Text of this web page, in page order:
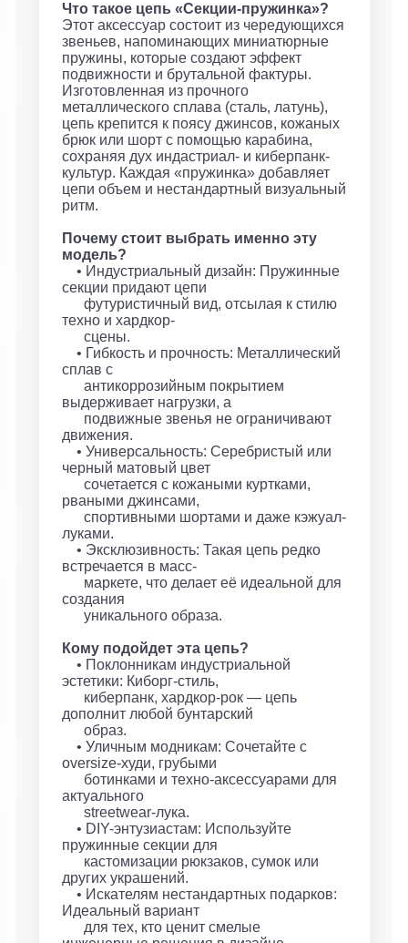
Что такое цепь «Секции-пружинка»?
Этот аксессуар состоит из чередующихся
звеньев, напоминающих миниатюрные
пружины, которые создают эффект
подвижности и брутальной фактуры.
Изготовленная из прочного
металлического сплава (сталь, латунь),
цепь крепится к поясу джинсов, кожаных
брюк или шорт с помощью карабина,
сохраняя дух индастриал- и киберпанк-
культур. Каждая «пружинка» добавляет
цепи объем и нестандартный визуальный
ритм.
Почему стоит выбрать именно эту
модель?
• Индустриальный дизайн: Пружинные
секции придают цепи
футуристичный вид, отсылая к стилю
техно и хардкор-
сцены.
• Гибкость и прочность: Металлический
сплав с
антикоррозийным покрытием
выдерживает нагрузки, а
подвижные звенья не ограничивают
движения.
• Универсальность: Серебристый или
черный матовый цвет
сочетается с кожаными куртками,
рваными джинсами,
спортивными шортами и даже кэжуал-
луками.
• Эксклюзивность: Такая цепь редко
встречается в масс-
маркете, что делает её идеальной для
создания
уникального образа.
Кому подойдет эта цепь?
• Поклонникам индустриальной
эстетики: Киборг-стиль,
киберпанк, хардкор-рок — цепь
дополнит любой бунтарский
образ.
• Уличным модникам: Сочетайте с
oversize-худи, грубыми
ботинками и техно-аксессуарами для
актуального
streetwear-лука.
• DIY-энтузиастам: Используйте
пружинные секции для
кастомизации рюкзаков, сумок или
других украшений.
• Искателям нестандартных подарков:
Идеальный вариант
для тех, кто ценит смелые